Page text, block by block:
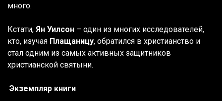
много.
Кстати, Ян Уилсон – один из многих исследователей,
кто, изучая Плащаницу, обратился в христианство и
стал одним из самых активных защитников
христианской святыни.
Экземпляр книги